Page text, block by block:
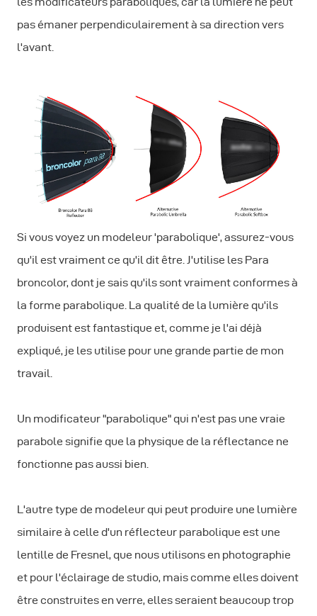
pas émaner perpendiculairement à sa direction vers
l'avant.
Si vous voyez un modeleur 'parabolique', assurez-vous
qu'il est vraiment ce qu'il dit être. J'utilise les Para
broncolor, dont je sais qu'ils sont vraiment conformes à
la forme parabolique. La qualité de la lumière qu'ils
produisent est fantastique et, comme je l'ai déjà
expliqué, je les utilise pour une grande partie de mon
travail.
Un modificateur "parabolique" qui n'est pas une vraie
parabole signifie que la physique de la réflectance ne
fonctionne pas aussi bien.
L'autre type de modeleur qui peut produire une lumière
similaire à celle d'un réflecteur parabolique est une
lentille de Fresnel, que nous utilisons en photographie
et pour l'éclairage de studio, mais comme elles doivent
être construites en verre, elles seraient beaucoup trop